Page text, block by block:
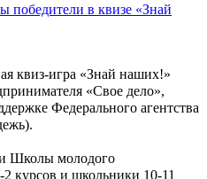
победители в квизе «Знай
квиз-игра «Знай наших!»
«Свое дело»,
Федерального агентства
Школы молодого
курсов и школьники 10-11